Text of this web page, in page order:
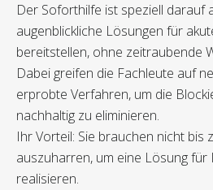
Der Soforthilfe ist speziell darauf
augenblickliche Lösungen für
bereitstellen, ohne zeitraubende
Dabei greifen die Fachleute auf
erprobte Verfahren, um die
nachhaltig zu eliminieren.
Ihr Vorteil: Sie brauchen nicht bis
auszuharren, um eine Lösung
realisieren.